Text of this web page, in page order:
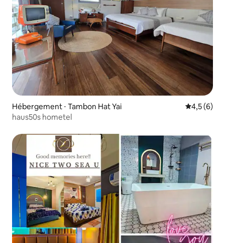
Hébergement ⋅ Tambon Hat Yai Évaluation
4,5 (6)
haus50s hometel